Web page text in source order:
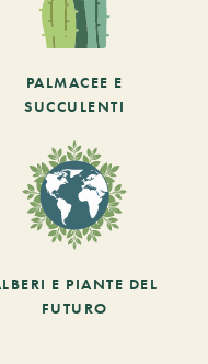
PALMACEE E
SUCCULENTI
E PIANTE DEL
FUTURO